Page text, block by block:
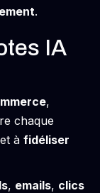
.
IA
,
chaque
à fidéliser
, emails, clics